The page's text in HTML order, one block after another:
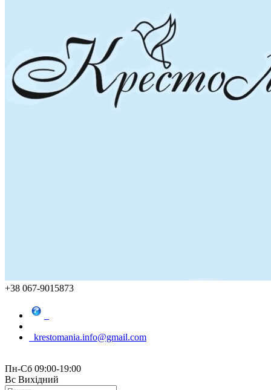
+38 067-9015873
krestomania.info@gmail.com
Пн-Сб 09:00-19:00
Вс Вихідний